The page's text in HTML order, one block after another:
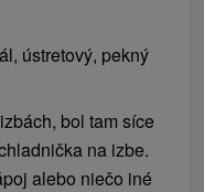
ústretový, pekný
bol tam síce
na izbe.
alebo niečo iné